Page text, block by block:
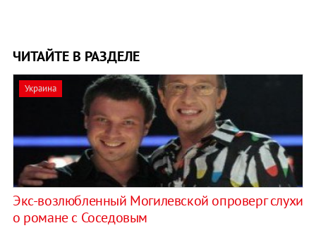
ЧИТАЙТЕ В РАЗДЕЛЕ
Украина
Экс-возлюбленный Могилевской опроверг слухи
о романе с Соседовым